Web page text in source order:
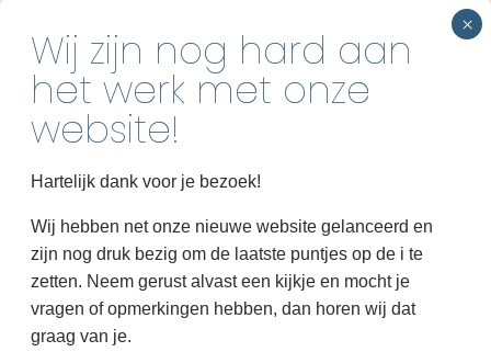
Groepen
Informatie
INSCHRIJVEN
Vakantieopvang
© 2026 SNO Meppel
Hartelijk dank voor je bezoek!
Wij hebben net onze nieuwe website gelanceerd en
zijn nog druk bezig om de laatste puntjes op de i te
zetten. Neem gerust alvast een kijkje en mocht je
vragen of opmerkingen hebben, dan horen wij dat
graag van je.